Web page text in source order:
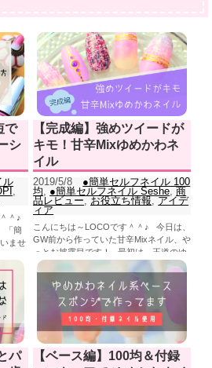
で
シ
ル
,
＾♪
「簡
ませ
【完成編】強めツイードが
キモ！甘辛Mixゆめかわネ
イル
2019/5/8
●簡単セルフネイル 100
均, ●簡単セルフネイル Seshe,商
品レビュー, お役立ち情報, アイデ
ィア
こんにちは～LOCOです＾＾♪ 今日は、
GW前から作っていた甘辛Mixネイル、や
っとお披露目です！ 最初は、王道のゆ
めかわオ...
パ
【ベース編】100均＆付録